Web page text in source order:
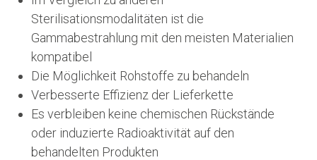
Sterilisationsmodalitäten ist die
Gammabestrahlung mit den meisten Materialien
kompatibel
Die Möglichkeit Rohstoffe zu behandeln
Verbesserte Effizienz der Lieferkette
Es verbleiben keine chemischen Rückstände
oder induzierte Radioaktivität auf den
behandelten Produkten